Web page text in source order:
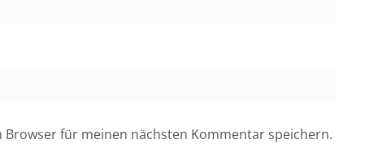
Browser für meinen nächsten Kommentar speichern.